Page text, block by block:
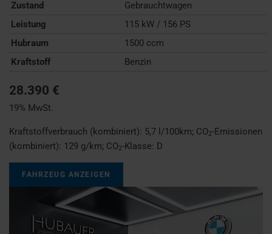
Zustand
Gebrauchtwagen
Leistung
115 kW / 156 PS
Hubraum
1500 ccm
Kraftstoff
Benzin
28.390 €
19% MwSt.
Kraftstoffverbrauch (kombiniert): 5,7 l/100km; CO2-Emissionen
(kombiniert): 129 g/km; CO2-Klasse: D
FAHRZEUG ANZEIGEN